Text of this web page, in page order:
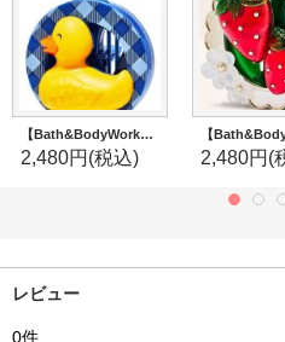
【Bath&BodyWorks】カーフレグランスホルダー(ベント＆バイザークリップ付)：ビリーザダック
2,480円 (税込) 2,480円 (
レビュー
0件